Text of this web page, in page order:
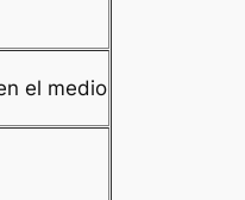
el medio